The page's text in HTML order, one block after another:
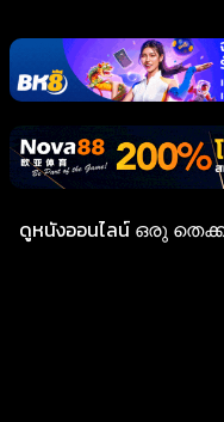
ดูหนังออนไลน์ ഒരു